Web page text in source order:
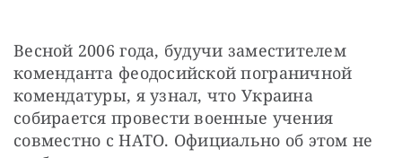
Весной 2006 года, будучи заместителем
коменданта феодосийской пограничной
комендатуры, я узнал, что Украина
собирается провести военные учения
совместно с НАТО. Официально об этом не